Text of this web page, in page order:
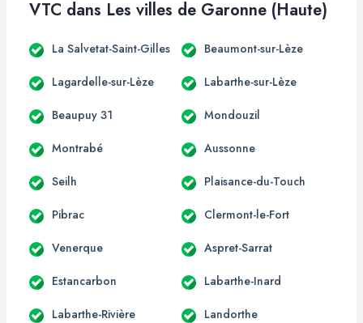
VTC dans Les villes de Garonne (Haute)
La Salvetat-Saint-Gilles Beaumont-sur-Lèze
Lagardelle-sur-Lèze Labarthe-sur-Lèze
Beaupuy 31 Mondouzil
Montrabé Aussonne
Seilh Plaisance-du-Touch
Pibrac Clermont-le-Fort
Venerque Aspret-Sarrat
Estancarbon Labarthe-Inard
Labarthe-Rivière Landorthe